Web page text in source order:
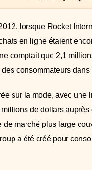
lorsque Rocket
en ligne étaient
comptait que 2,1
consommateurs
sur la mode, avec
de dollars
de marché plus large
a été créé pour